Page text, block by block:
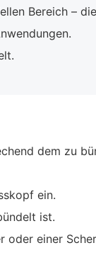
Bereich –
dem zu
ein.
ist.
oder einer